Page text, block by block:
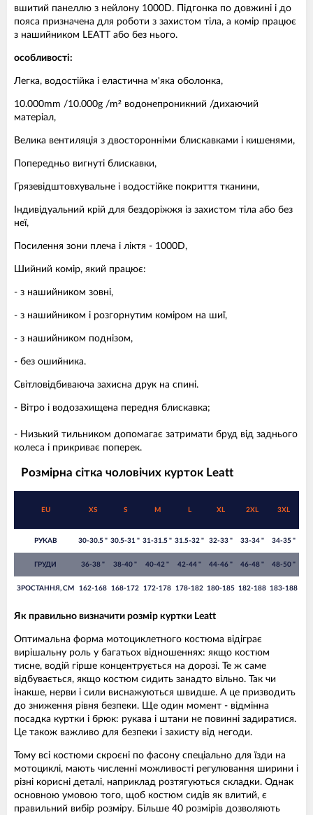
вшитий панеллю з нейлону 1000D. Підгонка по довжині і до
пояса призначена для роботи з захистом тіла, а комір працює
з нашийником LEATT або без нього.
особливості:
Легка, водостійка і еластична м'яка оболонка,
10.000mm /10.000g /m² водонепроникний /дихаючий
матеріал,
Велика вентиляція з двосторонніми блискавками і кишенями,
Попередньо вигнуті блискавки,
Грязевідштовхувальне і водостійке покриття тканини,
Індивідуальний крій для бездоріжжя із захистом тіла або без
неї,
Посилення зони плеча і ліктя - 1000D,
Шийний комір, який працює:
- з нашийником зовні,
- з нашийником і розгорнутим коміром на шиї,
- з нашийником поднізом,
- без ошийника.
Світловідбиваюча захисна друк на спині.
- Вітро і водозахищена передня блискавка;
- Низький тильником допомагає затримати бруд від заднього
колеса і прикриває поперек.
Розмірна сітка чоловічих курток Leatt
EU XS S M L XL 2XL 3XL
РУКАВ 30-30.5 " 30.5-31 " 31-31.5 " 31.5-32 " 32-33 " 33-34 " 34-35 "
ГРУДИ 36-38 " 38-40 " 40-42 " 42-44 " 44-46 " 46-48 " 48-50 "
ЗРОСТАННЯ, СМ 162-168 168-172 172-178 178-182 180-185 182-188 183-188
Як правильно визначити розмір куртки Leatt
Оптимальна форма мотоциклетного костюма відіграє
вирішальну роль у багатьох відношеннях: якщо костюм
тисне, водій гірше концентрується на дорозі. Те ж саме
відбувається, якщо костюм сидить занадто вільно. Так чи
інакше, нерви і сили виснажуються швидше. А це призводить
до зниження рівня безпеки. Ще один момент - відмінна
посадка куртки і брюк: рукава і штани не повинні задиратися.
Це також важливо для безпеки і захисту від негоди.
Тому всі костюми скроєні по фасону спеціально для їзди на
мотоциклі, мають численні можливості регулювання ширини і
різні корисні деталі, наприклад розтягуються складки. Однак
основною умовою того, щоб костюм сидів як влитий, є
правильний вибір розміру. Більше 40 розмірів дозволяють